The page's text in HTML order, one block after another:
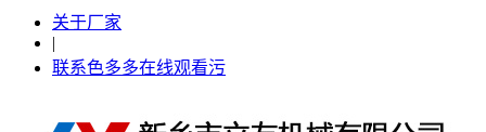
关于厂家
|
联系色多多在线观看污